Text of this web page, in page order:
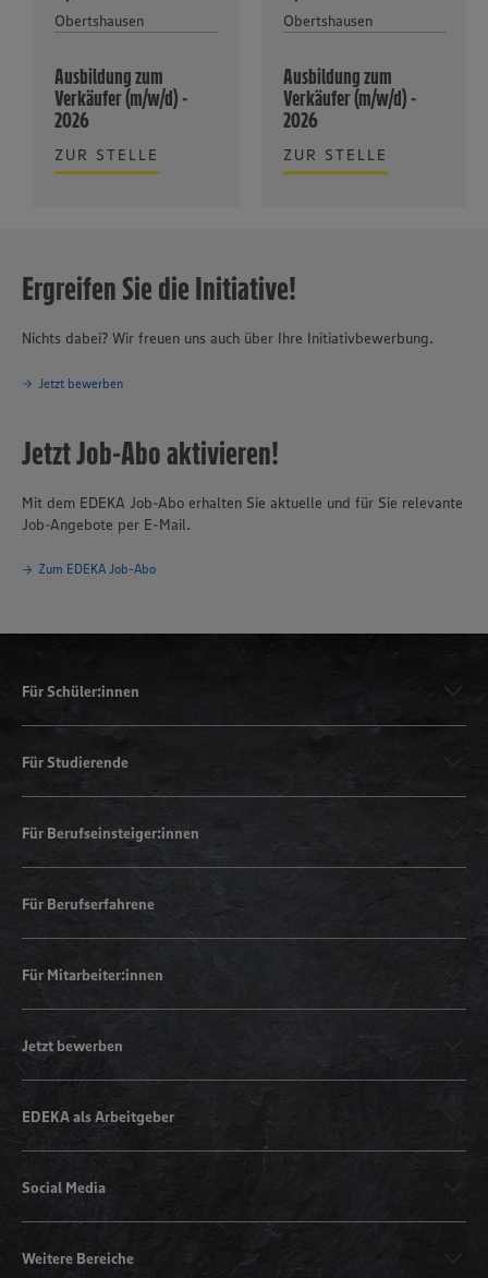
Obertshausen
Ausbildung zum
Verkäufer (m/w/d) -
2026
ZUR STELLE
Obertshausen
Ausbildung zum
Verkäufer (m/w/d) -
2026
ZUR STELLE
Ergreifen Sie die Initiative!
Nichts dabei? Wir freuen uns auch über Ihre Initiativbewerbung.
Jetzt bewerben
Jetzt Job-Abo aktivieren!
Mit dem EDEKA Job-Abo erhalten Sie aktuelle und für Sie relevante
Job-Angebote per E-Mail.
Zum EDEKA Job-Abo
Für Schüler:innen
Für Studierende
Für Berufseinsteiger:innen
Für Berufserfahrene
Für Mitarbeiter:innen
Jetzt bewerben
EDEKA als Arbeitgeber
Social Media
Weitere Bereiche